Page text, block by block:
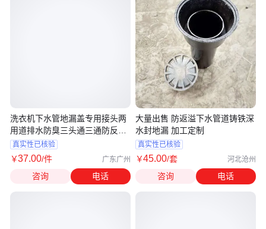
洗衣机下水管地漏盖专用接头两
用道排水防臭三头通三通防反水
溢水
真实性已核验
￥37.00/件 广东广州
咨询 电话
大量出售 防返溢下水管道铸铁深
水封地漏 加工定制
真实性已核验
￥45.00/套 河北沧州
咨询 电话